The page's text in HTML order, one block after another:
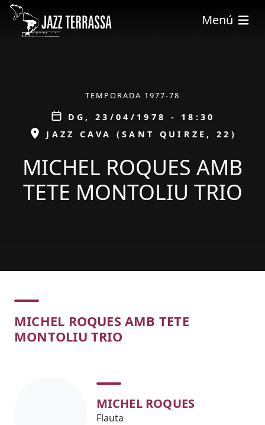
Vés al contingut
Menú
TEMPORADA 1977-78
Data
DG, 23/04/1978 - 18:30
ESPAI
JAZZ CAVA (SANT QUIRZE, 22)
MICHEL ROQUES AMB
TETE MONTOLIU TRIO
Concert
MICHEL ROQUES AMB TETE
MONTOLIU TRIO
MICHEL ROQUES
Flauta